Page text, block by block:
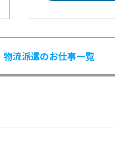
物流派遣のお仕事一覧